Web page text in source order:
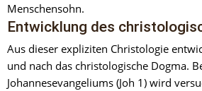
Menschensohn.
Entwicklung des
Aus dieser expliziten Christologie
und nach das christologische Dogma.
Johannesevangeliums (Joh 1) wird